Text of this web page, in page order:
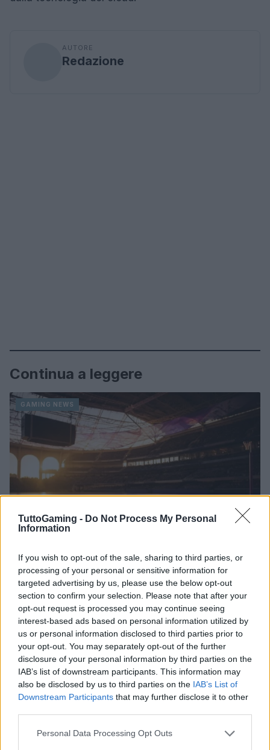
TuttoGaming - Do Not Process My Personal
Information
If you wish to opt-out of the sale, sharing to third parties, or
processing of your personal or sensitive information for
targeted advertising by us, please use the below opt-out
section to confirm your selection. Please note that after your
opt-out request is processed you may continue seeing
interest-based ads based on personal information utilized by
us or personal information disclosed to third parties prior to
your opt-out. You may separately opt-out of the further
disclosure of your personal information by third parties on the
IAB’s list of downstream participants. This information may
also be disclosed by us to third parties on the IAB’s List of
Downstream Participants that may further disclose it to other
Please note that this website/app uses one or more Google
Personal Data Processing Opt Outs
AUTORE
Redazione
Continua a leggere
GAMING NEWS
William, Kate e i principini in Scozia per i giochi del
Commonwealth: tutti i dettagli
Francesca Lombardi · 2 Ago 2026
GAMING NEWS